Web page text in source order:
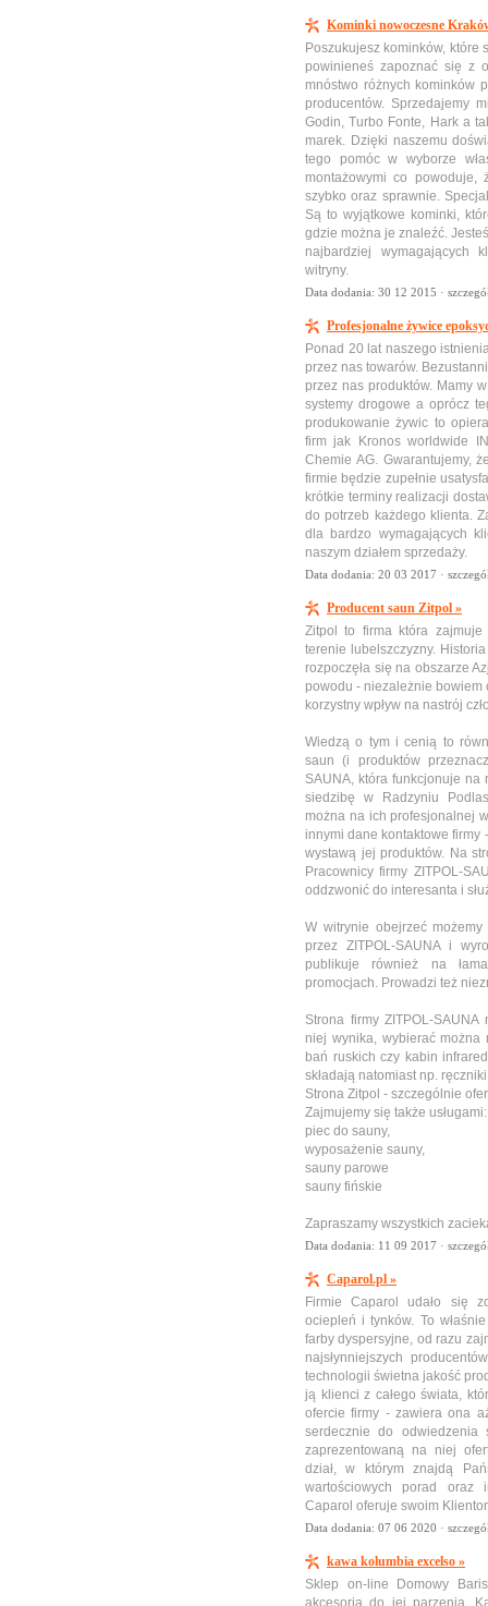
Kominki nowoczesne
Poszukujesz kominków, które
powinieneś zapoznać się z
mnóstwo różnych kominków
producentów. Sprzedajemy
Godin, Turbo Fonte, Hark a
marek. Dzięki naszemu
tego pomóc w wyborze
montażowymi co
szybko oraz sprawnie.
Są to wyjątkowe kominki,
gdzie można je znaleźć.
najbardziej wymagających
witryny.
Data dodania: 30 12 2015 ·
Profesjonalne żywice
Ponad 20 lat naszego
przez nas towarów.
przez nas produktów. Mamy
systemy drogowe a oprócz
produkowanie żywic to
firm jak Kronos worldwide
Chemie AG. Gwarantujemy,
firmie będzie zupełnie
krótkie terminy realizacji
do potrzeb każdego klienta.
dla bardzo wymagających
naszym działem sprzedaży.
Data dodania: 20 03 2017 ·
Producent saun Zitpol »
Zitpol to firma która
terenie lubelszczyzny.
rozpoczęła się na obszarze
powodu - niezależnie bowiem
korzystny wpływ na nastrój
Wiedzą o tym i cenią to
saun (i produktów
SAUNA, która funkcjonuje na
siedzibę w Radzyniu
można na ich profesjonalnej
innymi dane kontaktowe firmy
wystawą jej produktów. Na
Pracownicy firmy ZITPOL-
oddzwonić do interesanta i
W witrynie obejrzeć
przez ZITPOL-SAUNA i
publikuje również na
promocjach. Prowadzi też
Strona firmy ZITPOL-
niej wynika, wybierać można
bań ruskich czy kabin
składają natomiast np.
Strona Zitpol - szczególnie
Zajmujemy się także
piec do sauny,
wyposażenie sauny,
sauny parowe
sauny fińskie
Zapraszamy wszystkich
Data dodania: 11 09 2017 ·
Caparol.pl »
Firmie Caparol udało się
ociepleń i tynków. To
farby dyspersyjne, od razu
najsłynniejszych
technologii świetna jakość
ją klienci z całego świata,
ofercie firmy - zawiera ona
serdecznie do
zaprezentowaną na niej
dział, w którym znajdą
wartościowych porad oraz
Caparol oferuje swoim
Data dodania: 07 06 2020 ·
kawa kolumbia excelso »
Sklep on-line Domowy
akcesoria do jej parzenia.